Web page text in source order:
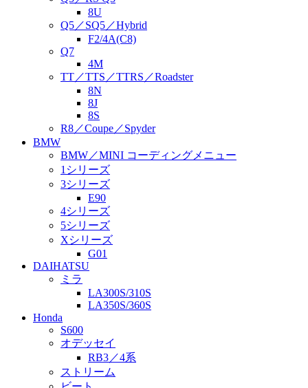
8U
Q5／SQ5／Hybrid
F2/4A(C8)
Q7
4M
TT／TTS／TTRS／Roadster
8N
8J
8S
R8／Coupe／Spyder
BMW
BMW／MINI コーディングメニュー
1シリーズ
3シリーズ
E90
4シリーズ
5シリーズ
Xシリーズ
G01
DAIHATSU
ミラ
LA300S/310S
LA350S/360S
Honda
S600
オデッセイ
RB3／4系
ストリーム